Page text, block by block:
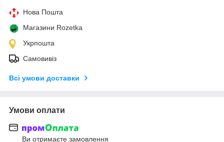
Нова Пошта
Магазини Rozetka
Укрпошта
Самовивіз
Всі умови доставки
Умови оплати
Ви отримаєте замовлення